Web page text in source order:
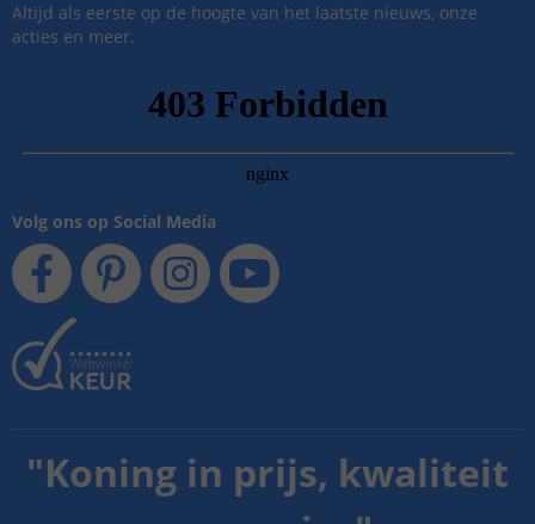
Altijd als eerste op de hoogte van het laatste nieuws, onze
acties en meer.
Volg ons op Social Media
"Koning in prijs, kwaliteit